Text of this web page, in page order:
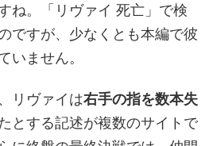
ね。「リヴァイ 死亡」で検
ですが、少なくとも本編で彼
いません。
リヴァイは右手の指を数本失
とする記述が複数のサイトで